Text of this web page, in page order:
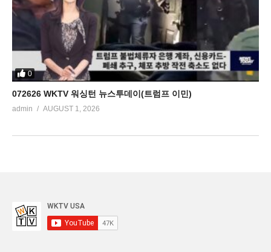
0
072626 WKTV 워싱턴 뉴스투데이(트럼프 이민)
admin AUGUST 1, 2026